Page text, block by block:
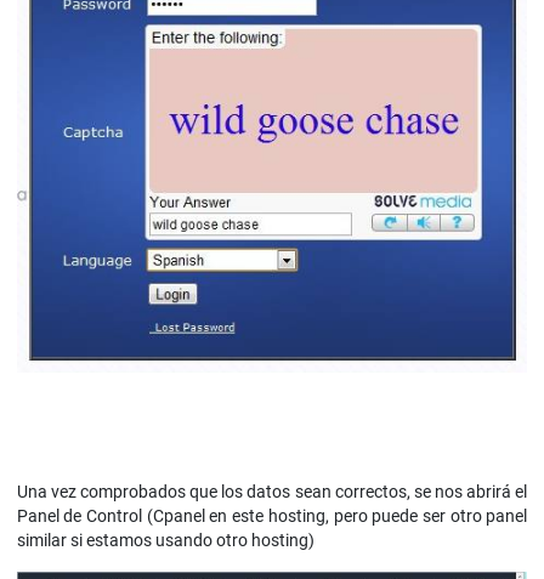
Una vez comprobados que los datos sean correctos, se nos abrirá el
Panel de Control (Cpanel en este hosting, pero puede ser otro panel
similar si estamos usando otro hosting)